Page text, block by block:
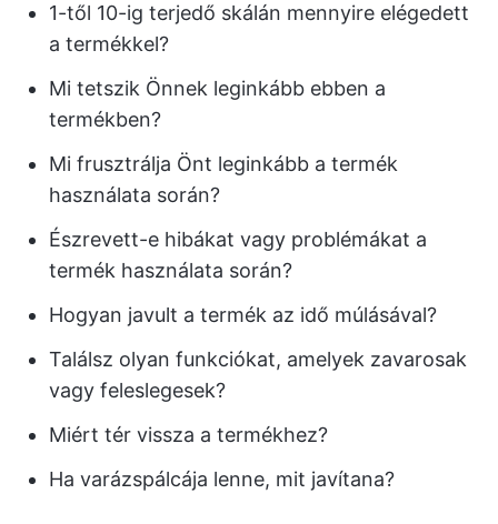
1-től 10-ig terjedő skálán mennyire elégedett
a termékkel?
Mi tetszik Önnek leginkább ebben a
termékben?
Mi frusztrálja Önt leginkább a termék
használata során?
Észrevett-e hibákat vagy problémákat a
termék használata során?
Hogyan javult a termék az idő múlásával?
Találsz olyan funkciókat, amelyek zavarosak
vagy feleslegesek?
Miért tér vissza a termékhez?
Ha varázspálcája lenne, mit javítana?